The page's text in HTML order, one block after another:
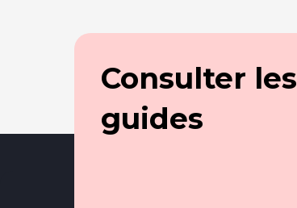
Consulter les
guides